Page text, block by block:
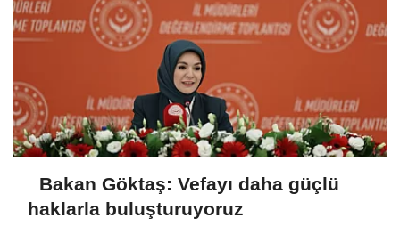
Bakan Göktaş: Vefayı daha güçlü
haklarla buluşturuyoruz